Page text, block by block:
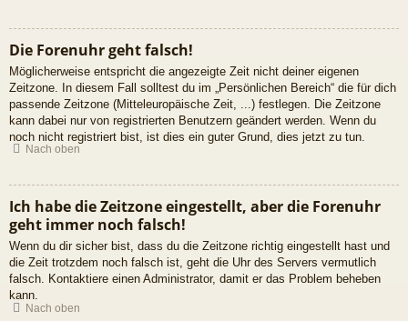
Die Forenuhr geht falsch!
Möglicherweise entspricht die angezeigte Zeit nicht deiner eigenen
Zeitzone. In diesem Fall solltest du im „Persönlichen Bereich“ die für dich
passende Zeitzone (Mitteleuropäische Zeit, ...) festlegen. Die Zeitzone
kann dabei nur von registrierten Benutzern geändert werden. Wenn du
noch nicht registriert bist, ist dies ein guter Grund, dies jetzt zu tun.
Nach oben
Ich habe die Zeitzone eingestellt, aber die Forenuhr
geht immer noch falsch!
Wenn du dir sicher bist, dass du die Zeitzone richtig eingestellt hast und
die Zeit trotzdem noch falsch ist, geht die Uhr des Servers vermutlich
falsch. Kontaktiere einen Administrator, damit er das Problem beheben
kann.
Nach oben